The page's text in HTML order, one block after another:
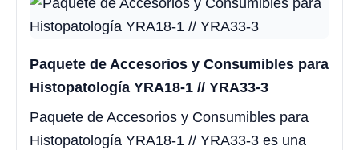
Paquete de Accesorios y Consumibles para
Histopatología YRA18-1 // YRA33-3
Paquete de Accesorios y Consumibles para
Histopatología YRA18-1 // YRA33-3 es una